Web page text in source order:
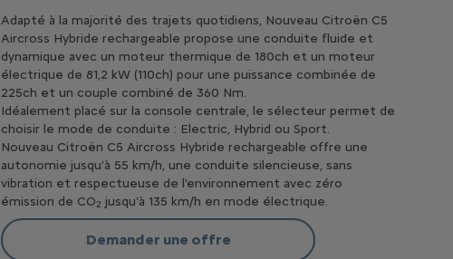
Adapté à la majorité des trajets quotidiens, Nouveau Citroën C5
Aircross Hybride rechargeable propose une conduite fluide et
dynamique avec un moteur thermique de 180ch et un moteur
électrique de 81,2 kW (110ch) pour une puissance combinée de
225ch et un couple combiné de 360 Nm.
Idéalement placé sur la console centrale, le sélecteur permet de
choisir le mode de conduite : Electric, Hybrid ou Sport.
Nouveau Citroën C5 Aircross Hybride rechargeable offre une
autonomie jusqu’à 55 km/h, une conduite silencieuse, sans
vibration et respectueuse de l'environnement avec zéro
émission de CO2 jusqu'à 135 km/h en mode électrique.
Demander une offre